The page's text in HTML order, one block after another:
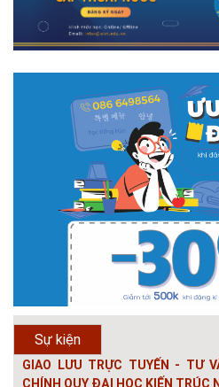
Sự kiện
# 05.04.2025 | 17:16
Tuyển sinh 2025, Khoa kỹ thuật
- Đại học Kiến trúc...
Thông tin tuyển sinh đại học 2025
đô thị - Đại học Kiến trúc Hà Nội Tuyển
gian đào tạo 4,5 năm
# 05.04.2020 | 20:30
GIAO LƯU TRỰC TUYẾN - TƯ
CHÍNH QUY ĐẠI HỌC KIẾN TRÚC
Năm nay, kỳ thi THPT quốc gia dự
học Kiến trúc Hà Nội chúc các bạn
QUÝ PHỤ HUYNH VÀ CÁC EM ĐÓN
VẤN TUYỂN SINH ĐẠI H...
# 08.07.2019 | 17:58